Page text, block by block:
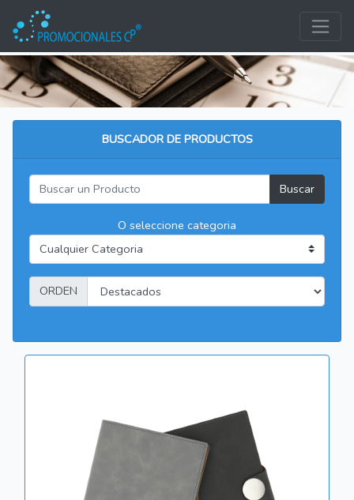
BUSCADOR DE PRODUCTOS
Buscar
O seleccione categoria
ORDEN